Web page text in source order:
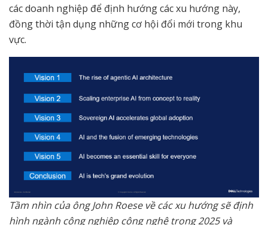
các doanh nghiệp để định hướng các xu hướng này,
đồng thời tận dụng những cơ hội đổi mới trong khu
vực.
Tầm nhìn của ông John Roese về các xu hướng sẽ định
hình ngành công nghiệp công nghệ trong 2025 và